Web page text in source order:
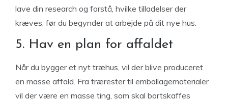
lave din research og forstå, hvilke tilladelser der
kræves, før du begynder at arbejde på dit nye hus.
5. Hav en plan for affaldet
Når du bygger et nyt træhus, vil der blive produceret
en masse affald. Fra trærester til emballagematerialer
vil der være en masse ting, som skal bortskaffes